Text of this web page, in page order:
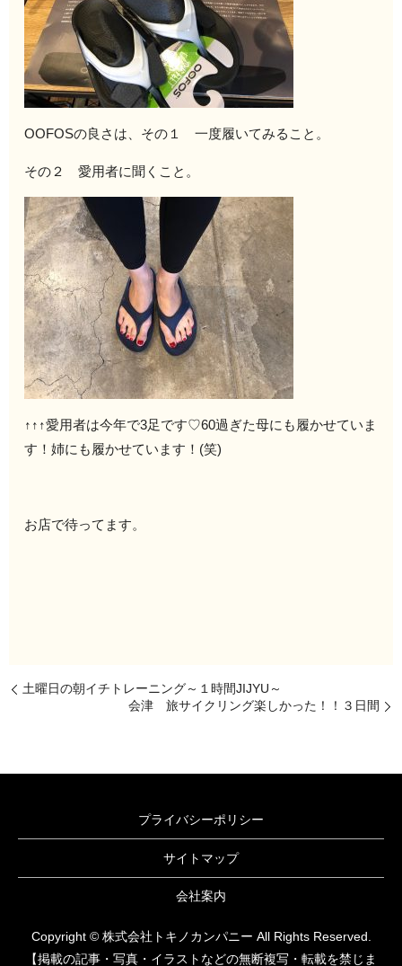
OOFOSの良さは、その１ 一度履いてみること。
その２ 愛用者に聞くこと。
↑↑↑愛用者は今年で3足です♡60過ぎた母にも履かせていま
す！姉にも履かせています！(笑)
お店で待ってます。
土曜日の朝イチトレーニング～１時間JIJYU～
会津 旅サイクリング楽しかった！！３日間
プライバシーポリシー
サイトマップ
会社案内
Copyright © 株式会社トキノカンパニー All Rights Reserved.
【掲載の記事・写真・イラストなどの無断複写・転載を禁じま